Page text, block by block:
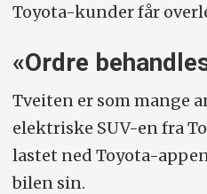
Toyota-kunder får
«Ordre
Tveiten er som mange
elektriske SUV-en fra
lastet ned Toyota-
bilen sin.